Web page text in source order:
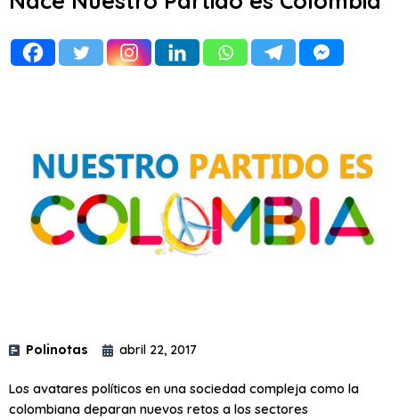
Polinotas abril 22, 2017
Los avatares políticos en una sociedad compleja como la
colombiana deparan nuevos retos a los sectores